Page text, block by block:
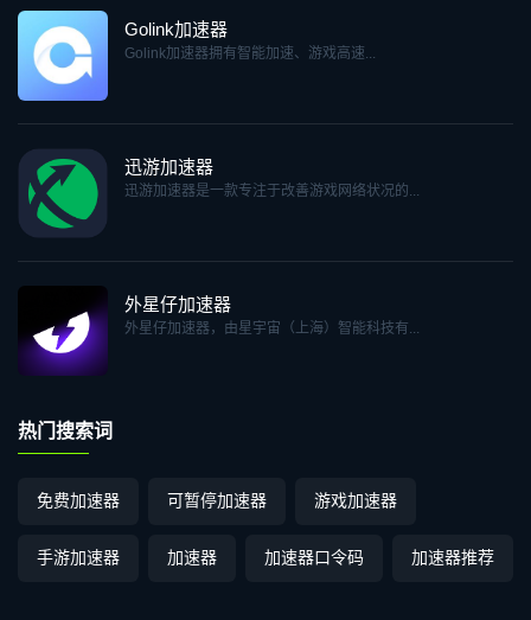
Golink加速器
Golink加速器拥有智能加速、游戏高速...
迅游加速器
迅游加速器是一款专注于改善游戏网络状况的...
外星仔加速器
外星仔加速器，由星宇宙（上海）智能科技有...
热门搜索词
免费加速器 可暂停加速器 游戏加速器
手游加速器 加速器 加速器口令码 加速器推荐